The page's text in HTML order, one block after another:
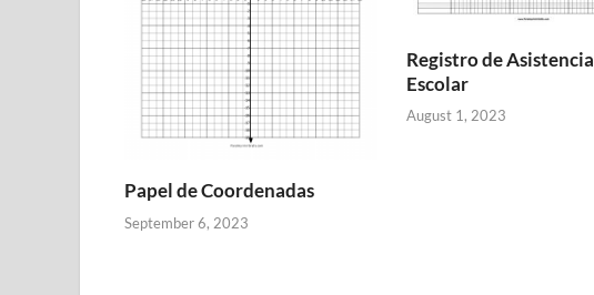
Papel de Coordenadas
September 6, 2023
Registro de Asistencia
Escolar
August 1, 2023